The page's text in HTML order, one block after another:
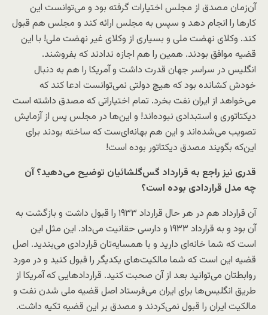
آن‌زمان مصدق از مجلس اختیارات گرفته بود و می‌توانست این
کارها را انجام دهد و سپس به مجلس ارائه کند و مجلس هم قبول
کند. وکلای نهضت ملی و بسیاری از وکلای غیر نهضت ملی! با این
قضیه موافق بودند. همین را هم اجازه ندادند که بفروشند.
انگلیس در سراسر جهان قدرت داشت و آمریکا را هم به دنبال
خودش کشانده بود که هیچ دولتی نمی‌توانست ادعا کند که
می‌خواهد از ایران نفت بخرد. تمام اختیاراتی که مصدق داشته است
دیکتاتوری و استبدادی نبوده‌اند! و این‌ها در مجلس پس از آزمایش
تصویب می‌شده‌اند و این هم بهانه‌ای‌ست که ساخته‌ بودند برای
این‌که بگویند مصدق دیکتاتور بوده است!
قدری نیز راجع به قرارداد گس‌گلشائیان توضیح می‌دهید؟ آن
چه مدل قراردادی بوده است؟
آن قرارداد هم در هر حال قرارداد ۱۹۳۳ را قبول داشت و بازگشت به
آن بود و به قرارداد ۱۹۳۳ و دارسی حقانیت می‌داد. این مثل این
است که شما خانه‌ای دارید و با همسایه‌تان قراردادی می‌بندید. اصل
قضیه این است که شما مالکیت‌های یکدیگر را قبول کنید و در مورد
روابطتان می‌توانید بعد از آن صحبت کنید. قراردادهایی که آمریکا از
طریق انگلیس‌ها برای ایران می‌فرستاد اصل قضیه ملی شدن نفت و
مالکیت ایران را قبول نمی‌کردند و مصدق بر این قضیه تکیه داشت.